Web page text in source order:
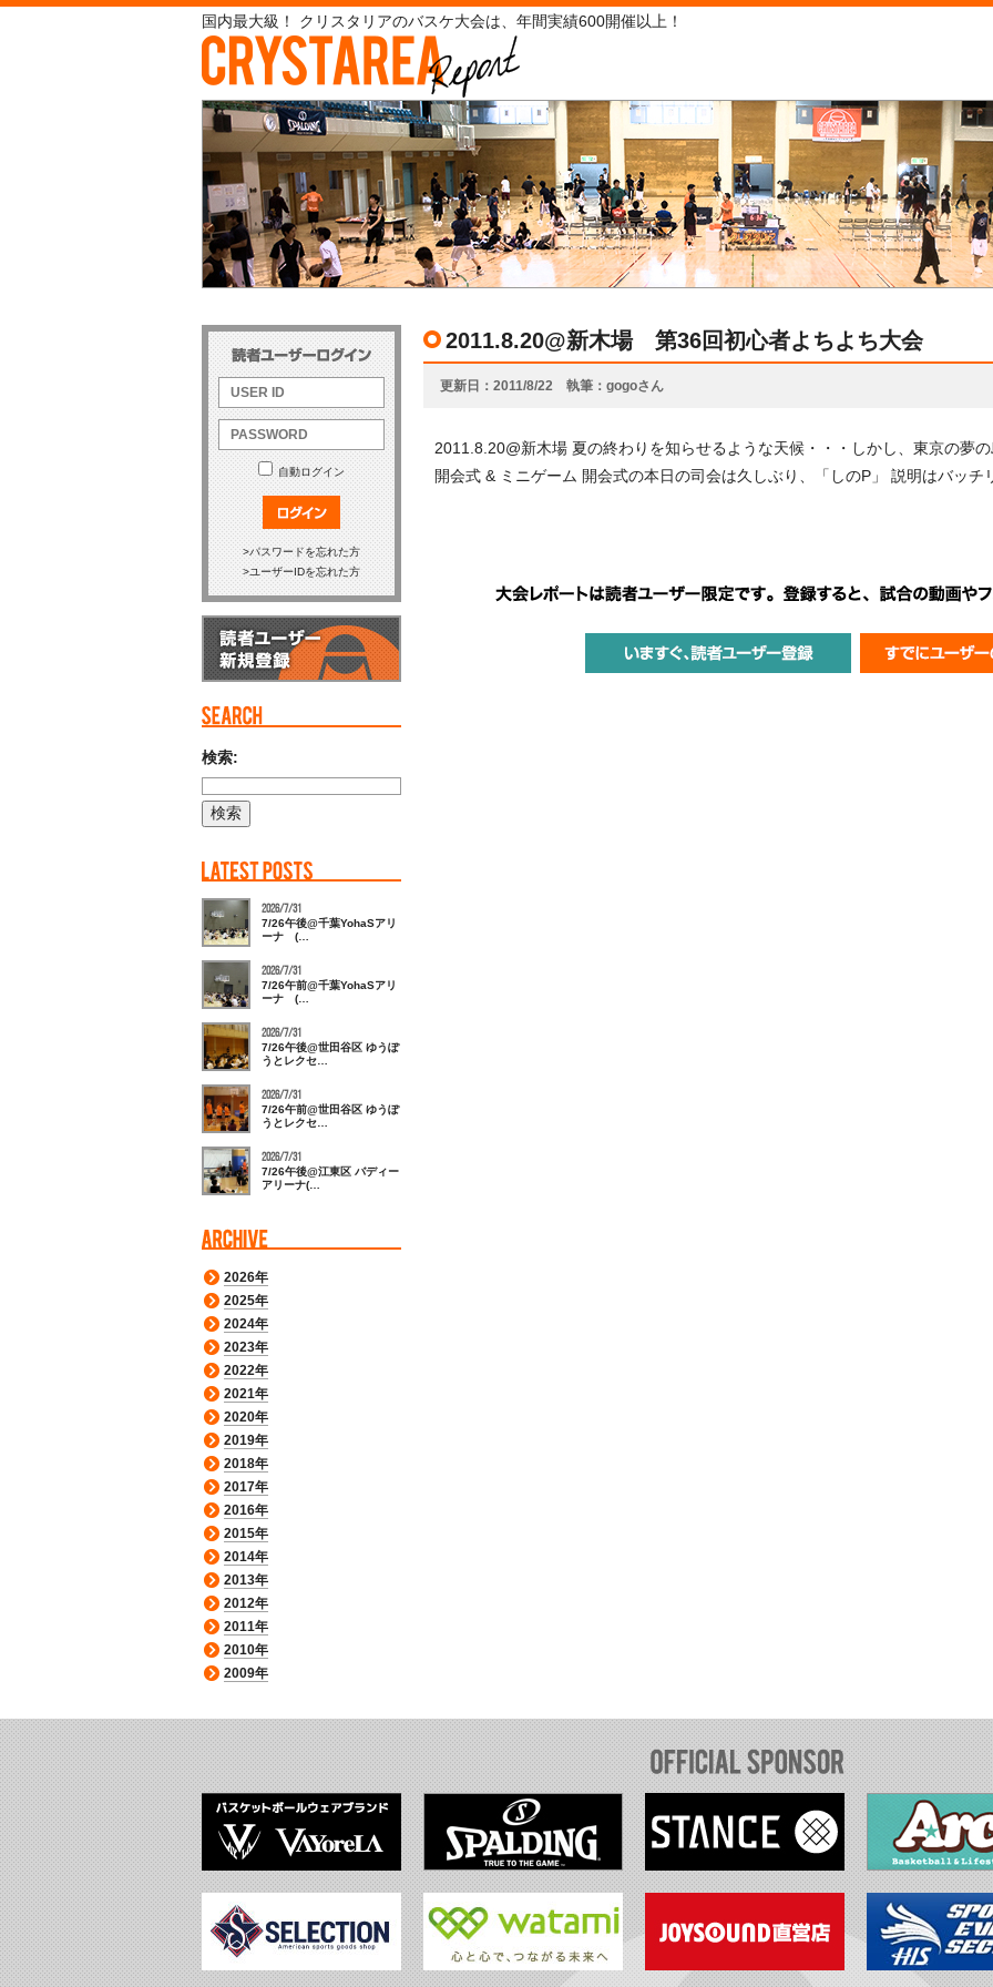
国内最大級！ クリスタリアのバスケ大会は、年間実績600開催以上！
2011.8.20@新木場 第36回初心者よちよち大会
更新日 2011/8/22 執筆 gogoさん
2011.8.20@新木場 夏の終わりを知らせるような天候・・・しかし、東京の夢
開会式 & ミニゲーム 開会式の本日の司会は久しぶり、「しのP」 説明はバッ
自動ログイン
パスワードを忘れた方
ユーザーIDを忘れた方
検索:
2026/7/31
7/26午後@千葉YohaSアリ
ーナ (…
2026/7/31
7/26午前@千葉YohaSアリ
ーナ (…
2026/7/31
7/26午後@世田谷区 ゆうぽ
うとレクセ…
2026/7/31
7/26午前@世田谷区 ゆうぽ
うとレクセ…
2026/7/31
7/26午後@江東区 バディー
アリーナ(…
2026年
2025年
2024年
2023年
2022年
2021年
2020年
2019年
2018年
2017年
2016年
2015年
2014年
2013年
2012年
2011年
2010年
2009年